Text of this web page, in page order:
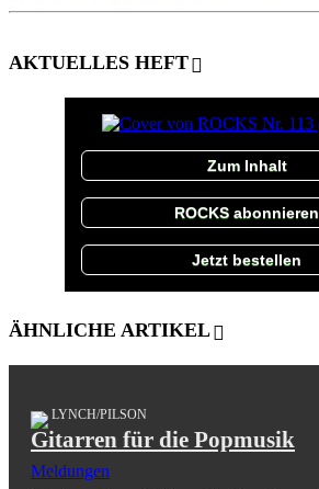
AKTUELLES HEFT
Zum Inhalt
ROCKS abonnieren
Jetzt bestellen
ÄHNLICHE ARTIKEL
LYNCH/PILSON
Gitarren für die Popmusik
Meldungen